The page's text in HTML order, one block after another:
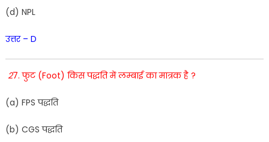
(d) NPL
उत्तर – D
27. फुट (Foot) किस पद्धति में लम्बाई का मात्रक है ?
(a) FPSपद्धति
(b) CGS पद्धति